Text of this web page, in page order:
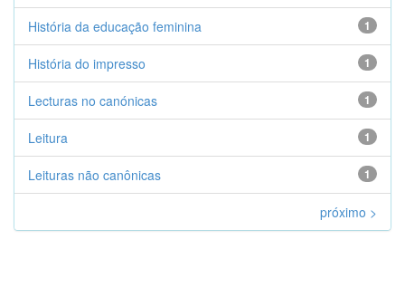
1
História da educação feminina
1
História do impresso
1
Lecturas no canónicas
1
Leitura
1
Leituras não canônicas
próximo >